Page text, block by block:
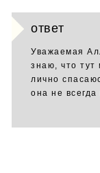
ответ
Уважаемая
знаю, что тут
лично
она не всегда